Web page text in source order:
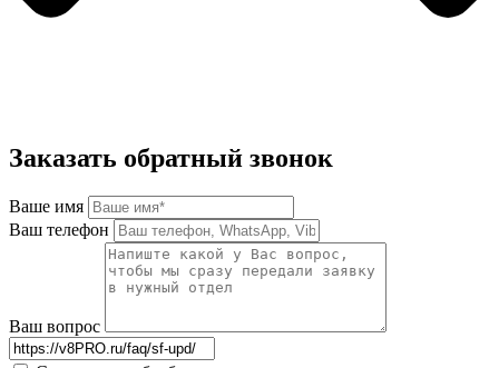
Заказать обратный звонок
Ваше имя
Ваш телефон
Ваш вопрос